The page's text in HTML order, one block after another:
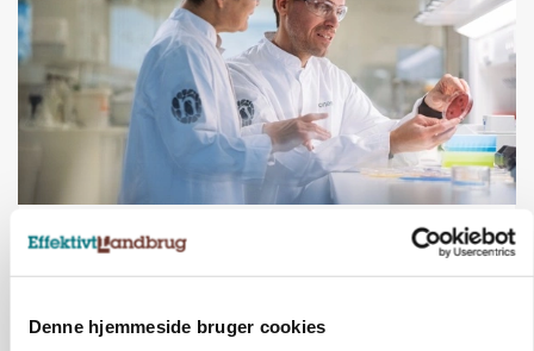
Denne hjemmeside bruger cookies
Novonesis styrker gærforretningen med
australsk opkøb